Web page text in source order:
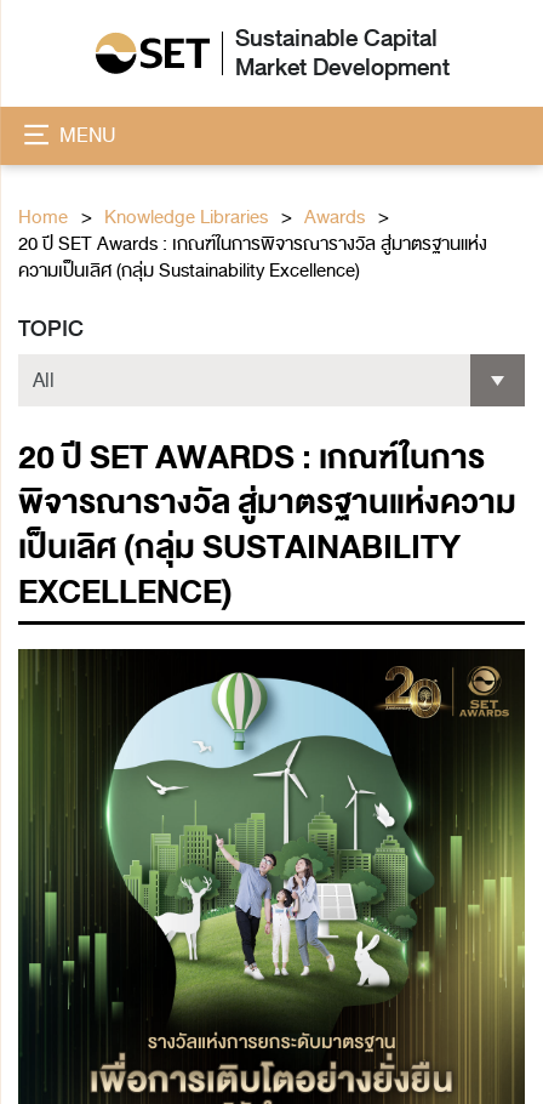
Sustainable Capital
Market Development
MENU
Home Knowledge Libraries
Awards
20 ปี SET Awards : เกณฑ์ในการพิจารณารางวัล สู่มาตรฐานแห่ง
ความเป็นเลิศ (กลุ่ม Sustainability Excellence)
TOPIC
20 ปี SET AWARDS : เกณฑ์ในการ
พิจารณารางวัล สู่มาตรฐานแห่งความ
เป็นเลิศ (กลุ่ม SUSTAINABILITY
EXCELLENCE)